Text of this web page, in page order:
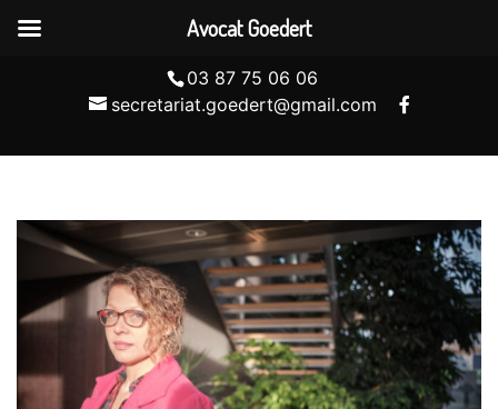
03 87 75 06 06
secretariat.goedert@gmail.com
Avocat Goedert